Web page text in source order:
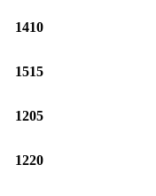
1410
1515
1205
1220